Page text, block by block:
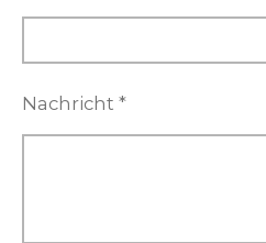
Nachricht *